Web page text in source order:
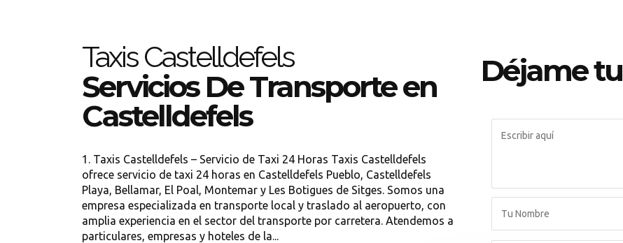
Taxis Castelldefels
Servicios De Transporte en
Castelldefels
1. Taxis Castelldefels – Servicio de Taxi 24 Horas Taxis Castelldefels
ofrece servicio de taxi 24 horas en Castelldefels Pueblo, Castelldefels
Playa, Bellamar, El Poal, Montemar y Les Botigues de Sitges. Somos una
empresa especializada en transporte local y traslado al aeropuerto, con
amplia experiencia en el sector del transporte por carretera. Atendemos a
particulares, empresas y hoteles de la...
Déjame tu